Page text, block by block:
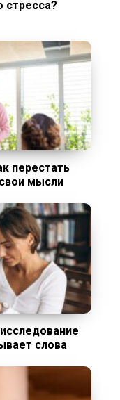
стресса?
перестать
мысли
слова